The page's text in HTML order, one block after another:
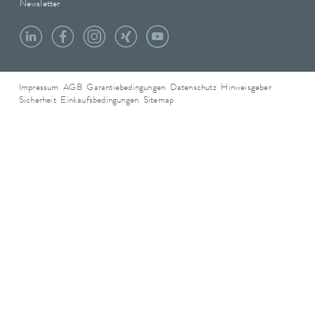
Newsletter
Impressum AGB Garantiebedingungen Datenschutz Hinweisgeber
Sicherheit Einkaufsbedingungen Sitemap